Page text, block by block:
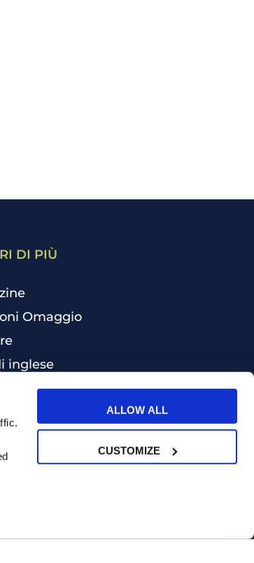
ALLOW ALL
CUSTOMIZE
DI PIÙ
Omaggio
inglese
Nazionali